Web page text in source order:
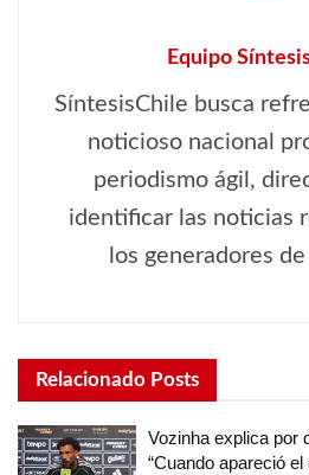
Equipo
SíntesisChile busca
noticioso nacional
periodismo ágil,
identificar las noticias
los generadores
Relacionado Posts
Vozinha explica por
“Cuando apareció